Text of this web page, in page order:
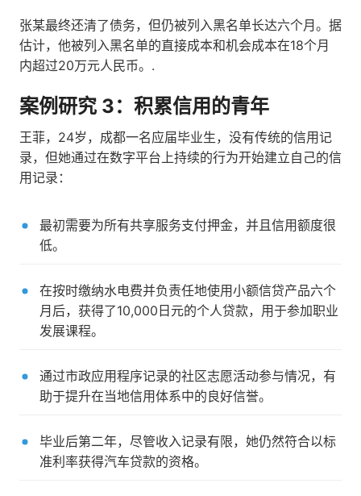
张某最终还清了债务，但仍被列入黑名单长达六个月。据
估计，他被列入黑名单的直接成本和机会成本在18个月
内超过20万元人民币。.
案例研究 3：积累信用的青年
王菲，24岁，成都一名应届毕业生，没有传统的信用记
录，但她通过在数字平台上持续的行为开始建立自己的信
用记录：
最初需要为所有共享服务支付押金，并且信用额度很
低。
在按时缴纳水电费并负责任地使用小额信贷产品六个
月后，获得了10,000日元的个人贷款，用于参加职业
发展课程。
通过市政应用程序记录的社区志愿活动参与情况，有
助于提升在当地信用体系中的良好信誉。
毕业后第二年，尽管收入记录有限，她仍然符合以标
准利率获得汽车贷款的资格。